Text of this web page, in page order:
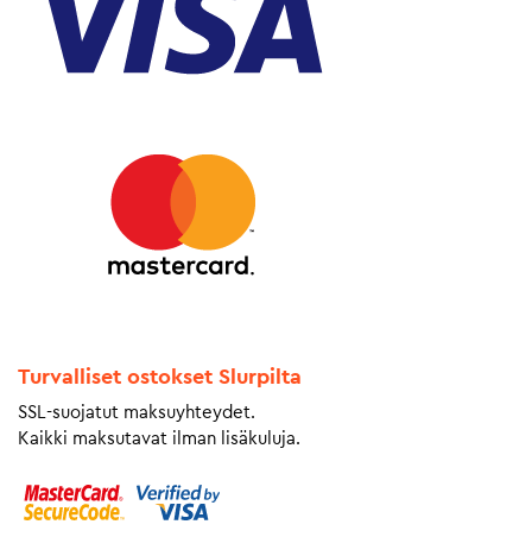
Turvalliset ostokset Slurpilta
SSL-suojatut maksuyhteydet.
Kaikki maksutavat ilman lisäkuluja.